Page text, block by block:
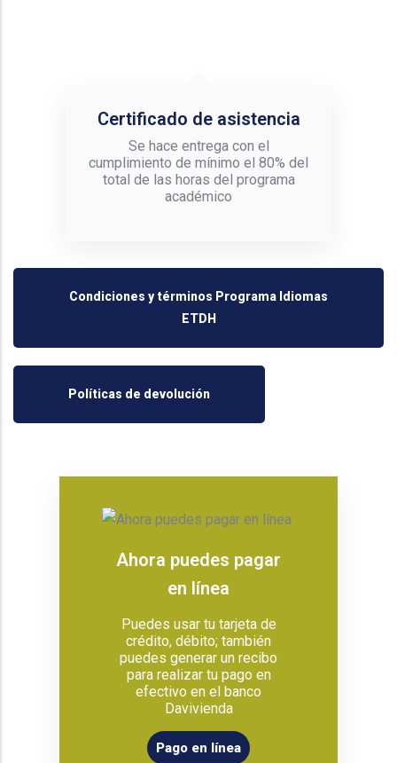
Certificado de asistencia
Se hace entrega con el
cumplimiento de mínimo el 80% del
total de las horas del programa
académico
Condiciones y términos Programa Idiomas
ETDH
Políticas de devolución
Ahora puedes pagar
en línea
Puedes usar tu tarjeta de
crédito, débito; también
puedes generar un recibo
para realizar tu pago en
efectivo en el banco
Davivienda
Pago en línea